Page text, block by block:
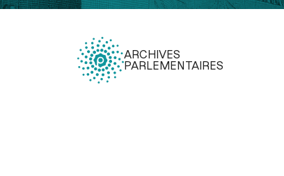
ARCHIVES
PARLEMENTAIRES